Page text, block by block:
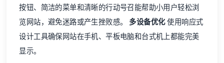
按钮、简洁的菜单和清晰的行动号召能帮助小用户轻松浏
览网站，避免迷路或产生挫败感。 多设备优化使用响应式
设计工具确保网站在手机、平板电脑和台式机上都能完美
显示。